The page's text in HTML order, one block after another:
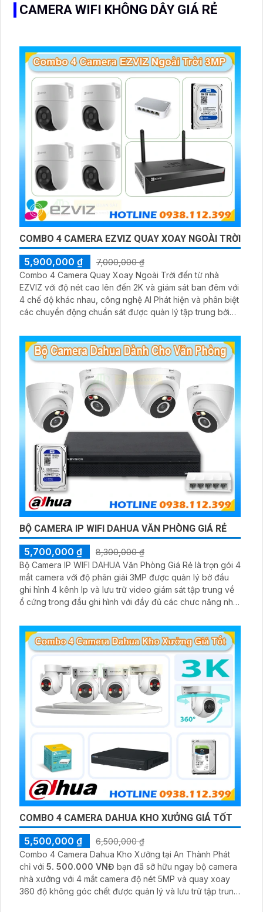
CAMERA WIFI KHÔNG DÂY GIÁ RẺ
COMBO 4 CAMERA EZVIZ QUAY XOAY NGOÀI TRỜI
5,900,000 ₫
7,000,000 ₫
Combo 4 Camera Quay Xoay Ngoài Trời đến từ nhà
EZVIZ với độ nét cao lên đến 2K và giám sát ban đêm với
4 chế độ khác nhau, công nghệ AI Phát hiện và phân biệt
các chuyển động chuẩn sát được quản lý tập trung bởi
BỘ CAMERA IP WIFI DAHUA VĂN PHÒNG GIÁ RẺ
5,700,000 ₫
8,300,000 ₫
Bộ Camera IP WIFI DAHUA Văn Phòng Giá Rẻ là trọn gói 4
mắt camera với độ phân giải 3MP được quản lý bở đầu
ghi hình 4 kênh Ip và lưu trữ video giám sát tập trung về
ổ cứng trong đầu ghi hình với đầy đủ các chưc năng như
giám sát có màu vào ban đêm
COMBO 4 CAMERA DAHUA KHO XƯỞNG GIÁ TỐT
5,500,000 ₫
6,500,000 ₫
Combo 4 Camera Dahua Kho Xưởng tại An Thành Phát
chỉ với 5. 500.000 VNĐ bạn đã sỡ hữu ngay bộ camera
nhà xưởng với 4 mắt camera độ nét 5MP và quay xoay
360 độ không góc chết được quản lý và lưu trữ tập trung